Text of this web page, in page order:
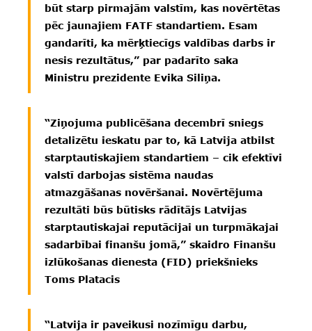
būt starp pirmajām valstīm, kas novērtētas
pēc jaunajiem FATF standartiem. Esam
gandarīti, ka mērķtiecīgs valdības darbs ir
nesis rezultātus,” par padarīto saka
Ministru prezidente Evika Siliņa.
“Ziņojuma publicēšana decembrī sniegs
detalizētu ieskatu par to, kā Latvija atbilst
starptautiskajiem standartiem – cik efektīvi
valstī darbojas sistēma naudas
atmazgāšanas novēršanai. Novērtējuma
rezultāti būs būtisks rādītājs Latvijas
starptautiskajai reputācijai un turpmākajai
sadarbībai finanšu jomā,” skaidro Finanšu
izlūkošanas dienesta (FID) priekšnieks
Toms Platacis
“Latvija ir paveikusi nozīmīgu darbu,